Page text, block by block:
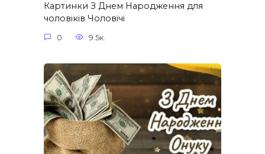
Картинки З Днем Народження для
чоловіків​ Чоловічі
0 9.5к.